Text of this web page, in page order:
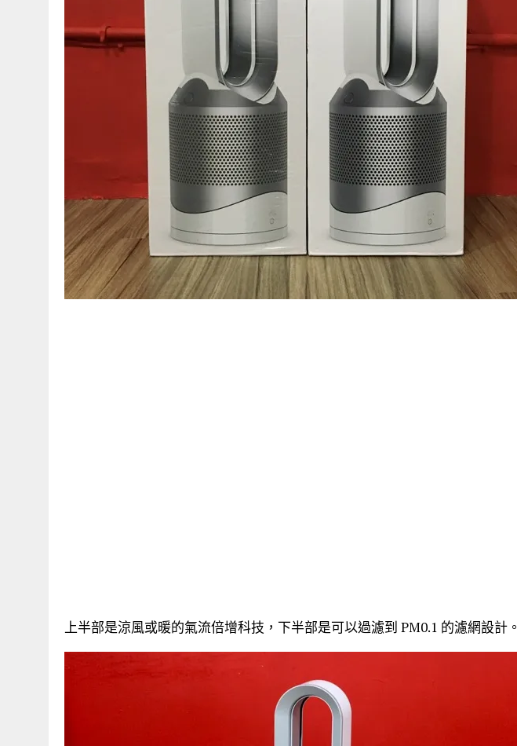
上半部是涼風或暖的氣流倍增科技，下半部是可以過濾到 PM0.1 的濾網設計。